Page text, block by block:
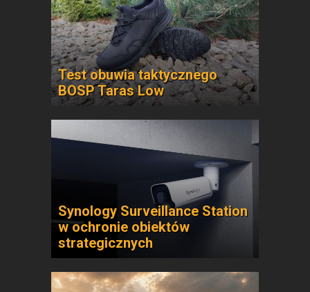
Test obuwia taktycznego
BOSP Taras Low
Synology Surveillance Station
w ochronie obiektów
strategicznych